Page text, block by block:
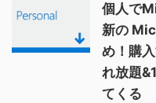
個人で
新の
め！購
れ放題
てくる